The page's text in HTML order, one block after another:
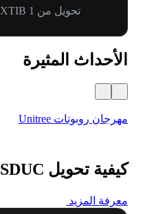
تحويل من 1 AXTIB إلى £67.05
الأحداث المثيرة
مهرجان روبوتات Unitree
كيفية تحويل USDUC إلى GBP
معرفة المزيد